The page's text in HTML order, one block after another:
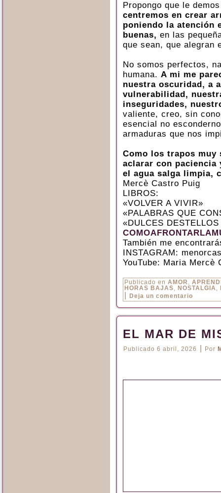
Propongo que le
centremos en crear
poniendo la atención
buenas, en las
que sean, que alegran
No somos perfectos,
humana. A mi me
nuestra oscuridad, a
vulnerabilidad,
inseguridades,
valiente, creo, sin
esencial no
armaduras que nos
Como los trapos muy
aclarar con paciencia
el agua salga limpia,
Mercè Castro Puig
LIBROS:
«VOLVER A VIVIR»
«PALABRAS QUE
«DULCES
También me
INSTAGRAM:
YouTube: Maria Mercè
Publicado en AMOR ,
HORAS BAJAS, NOSTALGIA ,
Deja un comentario
EL MAR DE
Publicado 6 abril, 2026 Por